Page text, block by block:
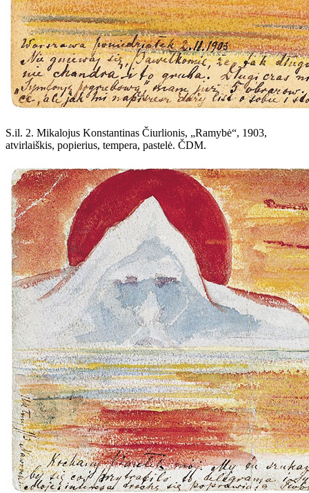
S.il. 2. Mikalojus Konstantinas Čiurlionis, „Ramybė“, 1903,
atvirlaiškis, popierius, tempera, pastelė. ČDM.